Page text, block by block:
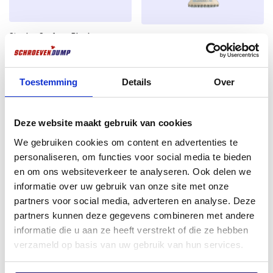
Toestemming Details Over
Deze website maakt gebruik van cookies
We gebruiken cookies om content en advertenties te
personaliseren, om functies voor social media te bieden
en om ons websiteverkeer te analyseren. Ook delen we
informatie over uw gebruik van onze site met onze
partners voor social media, adverteren en analyse. Deze
partners kunnen deze gegevens combineren met andere
informatie die u aan ze heeft verstrekt of die ze hebben
verzameld op basis van uw gebruik van hun services.
hervorragend für die Verarbeitung mit einem
Wandveredelungsprodukt wie Stuck oder
Anwendung
Maschinelle Befestigung von Gipskartonplatten auf
Für den Innenbereich
Für den Einsatz mit Bandschraubern /
Schraubautomaten
Stanley Surform Block
Hobelmaschine 140mm – Hobby
8,07
excl. BTW:€6,67
35×50 mm – Präzisionssäge für
(10001)
excl. BTW:€
Noch 4 auf Lager